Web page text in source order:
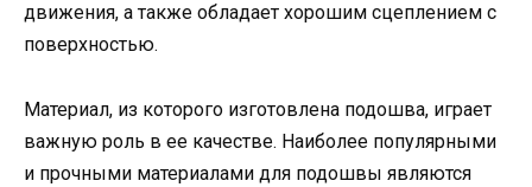
движения, а также обладает хорошим сцеплением с
поверхностью.
Материал, из которого изготовлена подошва, играет
важную роль в ее качестве. Наиболее популярными
и прочными материалами для подошвы являются